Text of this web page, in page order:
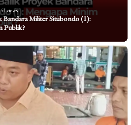
views
Militer Situbondo (1):
Publik?